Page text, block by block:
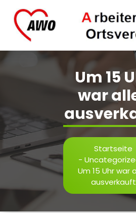
Inhalt
springen
Um 15
war
Startseite
-
Um 15 Uhr war
ausverkauft